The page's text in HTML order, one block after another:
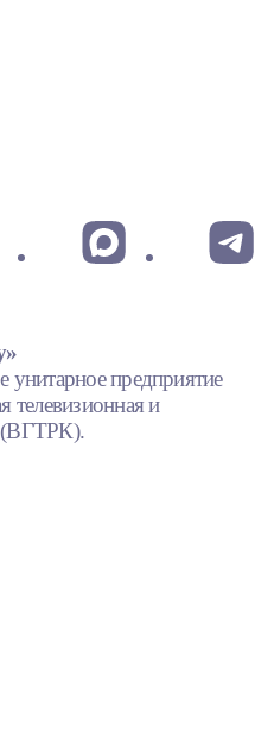
унитарное предприятие
телевизионная и
(ВГТРК).